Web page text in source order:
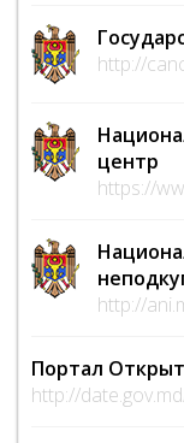
http://
центр
https://
http://
Портал
http://